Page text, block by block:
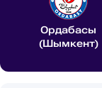
Ордабасы
(Шымкент)